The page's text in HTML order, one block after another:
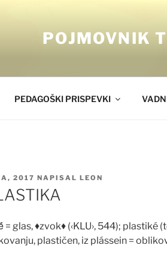
POJMOVNIK
PEDAGOŠKI PRISPEVKI
2017 NAPISAL LEON
= glas,♦zvok♦ (‹KLU›, 544); plastiké
plastičen, iz plássein =